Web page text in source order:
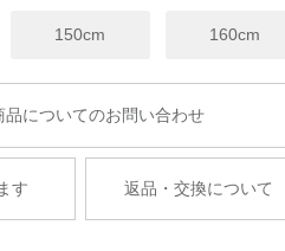
150cm 160cm
品についてのお問い合わせ
す 返品・交換について